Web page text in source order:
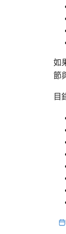
如
節
目